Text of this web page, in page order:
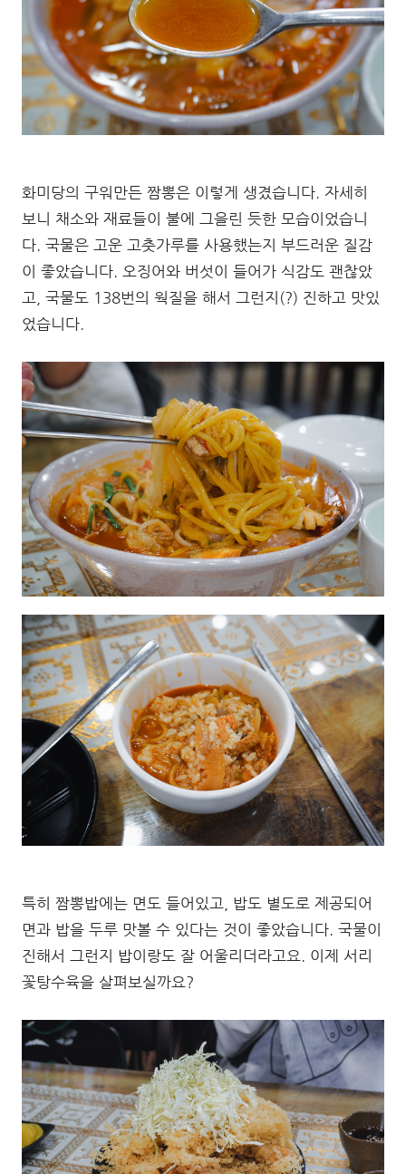
화미당의 구워만든 짬뽕은 이렇게 생겼습니다. 자세히
보니 채소와 재료들이 불에 그을린 듯한 모습이었습니
다. 국물은 고운 고춧가루를 사용했는지 부드러운 질감
이 좋았습니다. 오징어와 버섯이 들어가 식감도 괜찮았
고, 국물도 138번의 웍질을 해서 그런지(?) 진하고 맛있
었습니다.
특히 짬뽕밥에는 면도 들어있고, 밥도 별도로 제공되어
면과 밥을 두루 맛볼 수 있다는 것이 좋았습니다. 국물이
진해서 그런지 밥이랑도 잘 어울리더라고요. 이제 서리
꽃탕수육을 살펴보실까요?